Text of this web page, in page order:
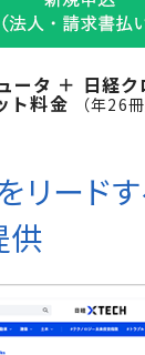
ータ ＋ 日経
ト料金 （年26冊
リード
供